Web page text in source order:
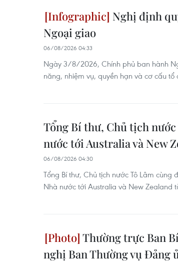
Nghị định
Ngoại giao
06/08/2026 04:33
Ngày 3/8/2026, Chính phủ ban hành
năng, nhiệm vụ, quyền hạn và cơ cấu
Tổng Bí thư, Chủ tịch
nước tới Australia và New
06/08/2026 04:30
Tổng Bí thư, Chủ tịch nước Tô Lâm
Nhà nước tới Australia và New
Thường trực Ban
nghị Ban Thường vụ Đảng